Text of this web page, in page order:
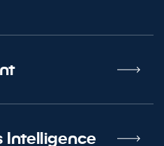
Intelligence